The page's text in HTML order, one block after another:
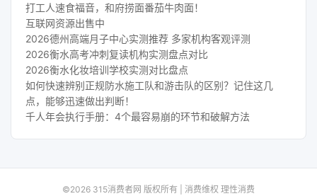
打工人速食福音，和府捞面番茄牛肉面！
互联网资源出售中
2026德州高端月子中心实测推荐 多家机构客观评测
2026衡水高考冲刺复读机构实测盘点对比
2026衡水化妆培训学校实测对比盘点
如何快速辨别正规防水施工队和游击队的区别？记住这几
点，能够迅速做出判断！
千人年会执行手册：4个最容易崩的环节和破解方法
©2026 315消费者网 版权所有 | 消费维权 理性消费